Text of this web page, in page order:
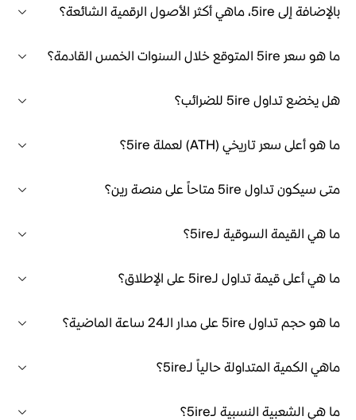
بالإضافة إلى 5ire، ماهي أكثر الأصول الرقمية الشائعة؟
ما هو سعر 5ire المتوقع خلال السنوات الخمس القادمة؟
هل يخضع تداول 5ire للضرائب؟
ما هو أعلى سعر تاريخي (ATH) لعملة 5ire؟
متى سيكون تداول 5ire متاحاً على منصة رين؟
ما هي القيمة السوقية لـ5ire؟
ما هي أعلى قيمة تداول لـ5ire على الإطلاق؟
ما هو حجم تداول 5ire على مدار الـ24 ساعة الماضية؟
ماهي الكمية المتداولة حالياً لـ5ire؟
ما هي الشعبية النسبية لـ5ire؟